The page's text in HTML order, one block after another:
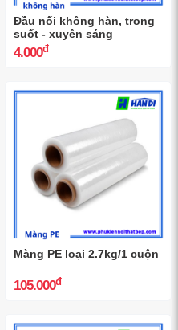
Đầu nối không hàn, trong
suốt - xuyên sáng
4.000đ
Màng PE loại 2.7kg/1 cuộn
105.000đ